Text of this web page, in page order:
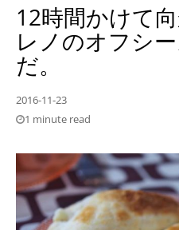
12時間かけて
レノのオフシ
だ。
2016-11-23
1 minute read